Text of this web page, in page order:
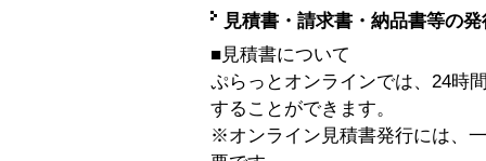
見積書・請求書・納品書等の
■見積書について
ぷらっとオンラインでは、24時
することができます。
※オンライン見積書発行には、